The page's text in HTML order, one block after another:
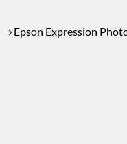
Epson Expression